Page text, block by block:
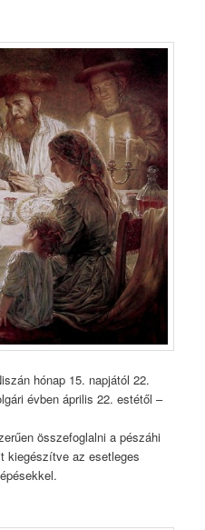
hónap 15. napjától 22.
évben április 22. estétől –
összefoglalni a pészáhi
kiegészítve az esetleges